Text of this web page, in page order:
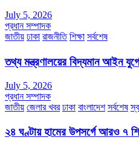
July 5, 2026
প্রধান সম্পাদক
জাতীয় ঢাকা রাজনীতি শিক্ষা সর্বশেষ
তথ্য মন্ত্রণালয়ের বিদ্যমান আইন
July 5, 2026
প্রধান সম্পাদক
জাতীয় জেলার খবর ঢাকা বাংলাদেশ সর্বশেষ
২৪ ঘণ্টায় হামের উপসর্গে আরও ৭